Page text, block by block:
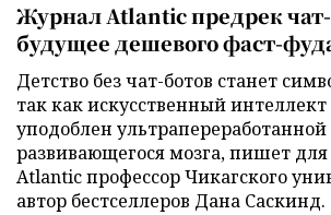
Журнал Atlantic предрек
будущее дешевого фаст-
Детство без чат-ботов станет
так как искусственный интеллект
уподоблен
развивающегося мозга, пишет
Atlantic профессор Чикагского
автор бестселлеров Дана Саскинд.